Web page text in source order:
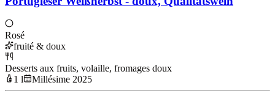
Rosé
fruité & doux
Desserts aux fruits, volaille, fromages doux
1 l
Millésime 2025